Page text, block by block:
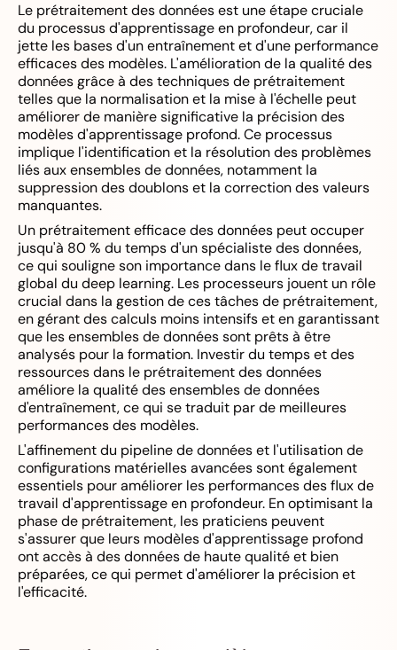
Le prétraitement des données est une étape cruciale
du processus d'apprentissage en profondeur, car il
jette les bases d'un entraînement et d'une performance
efficaces des modèles. L'amélioration de la qualité des
données grâce à des techniques de prétraitement
telles que la normalisation et la mise à l'échelle peut
améliorer de manière significative la précision des
modèles d'apprentissage profond. Ce processus
implique l'identification et la résolution des problèmes
liés aux ensembles de données, notamment la
suppression des doublons et la correction des valeurs
manquantes.
Un prétraitement efficace des données peut occuper
jusqu'à 80 % du temps d'un spécialiste des données,
ce qui souligne son importance dans le flux de travail
global du deep learning. Les processeurs jouent un rôle
crucial dans la gestion de ces tâches de prétraitement,
en gérant des calculs moins intensifs et en garantissant
que les ensembles de données sont prêts à être
analysés pour la formation. Investir du temps et des
ressources dans le prétraitement des données
améliore la qualité des ensembles de données
d'entraînement, ce qui se traduit par de meilleures
performances des modèles.
L'affinement du pipeline de données et l'utilisation de
configurations matérielles avancées sont également
essentiels pour améliorer les performances des flux de
travail d'apprentissage en profondeur. En optimisant la
phase de prétraitement, les praticiens peuvent
s'assurer que leurs modèles d'apprentissage profond
ont accès à des données de haute qualité et bien
préparées, ce qui permet d'améliorer la précision et
l'efficacité.